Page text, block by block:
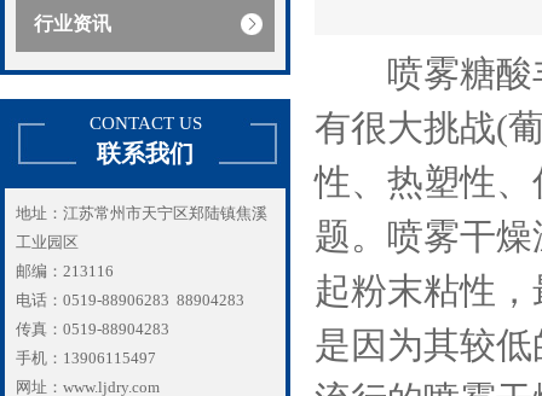
行业资讯
CONTACT US
联系我们
地址：江苏常州市天宁区郑陆镇焦溪
工业园区
邮编：213116
电话：0519-88906283 88904283
传真：0519-88904283
手机：13906115497
网址：www.ljdry.com
喷雾糖酸丰
有很大挑战(
性、热塑性
题。喷雾干
起粉末粘性
是因为其较